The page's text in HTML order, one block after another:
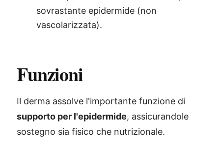
sovrastante epidermide (non
vascolarizzata).
Funzioni
Il derma assolve l'importante funzione di
supporto per l'epidermide, assicurandole
sostegno sia fisico che nutrizionale.